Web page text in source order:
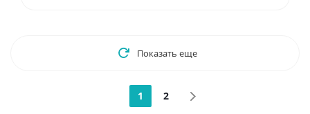
Показать еще
1 2